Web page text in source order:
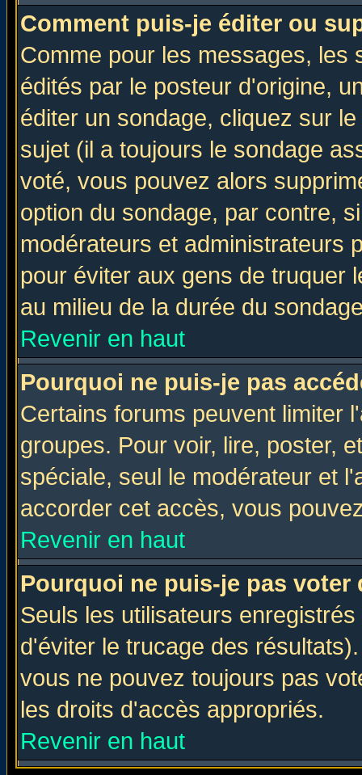
Comment puis-je éditer ou
Comme pour les messages, les
édités par le posteur d'origine,
éditer un sondage, cliquez sur
sujet (il a toujours le sondage
voté, vous pouvez alors
option du sondage, par contre,
modérateurs et administrateurs
pour éviter aux gens de truquer
au milieu de la durée du
Revenir en haut
Pourquoi ne puis-je pas
Certains forums peuvent limiter
groupes. Pour voir, lire, poster,
spéciale, seul le modérateur et
accorder cet accès, vous
Revenir en haut
Pourquoi ne puis-je pas voter
Seuls les utilisateurs
d'éviter le trucage des
vous ne pouvez toujours pas
les droits d'accès appropriés.
Revenir en haut